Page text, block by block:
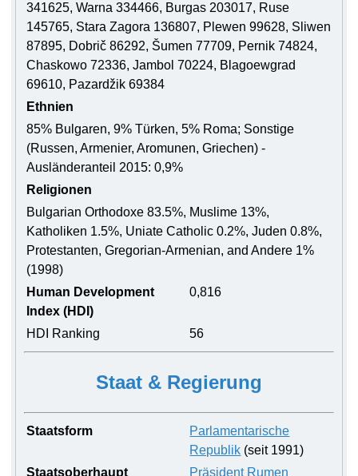
341625, Warna 334466, Burgas 203017, Ruse
145765, Stara Zagora 136807, Plewen 99628, Sliwen
87895, Dobrič 86292, Šumen 77709, Pernik 74824,
Chaskowo 72336, Jambol 70224, Blagoewgrad
69610, Pazardžik 69384
Ethnien
85% Bulgaren, 9% Türken, 5% Roma; Sonstige
(Russen, Armenier, Aromunen, Griechen) -
Ausländeranteil 2015: 0,9%
Religionen
Bulgarian Orthodoxe 83.5%, Muslime 13%,
Katholiken 1.5%, Uniate Catholic 0.2%, Juden 0.8%,
Protestanten, Gregorian-Armenian, and Andere 1%
(1998)
Human Development
Index (HDI)
0,816
HDI Ranking 56
Staat & Regierung
Staatsform
Parlamentarische
Republik (seit 1991)
Staatsoberhaupt
Präsident Rumen